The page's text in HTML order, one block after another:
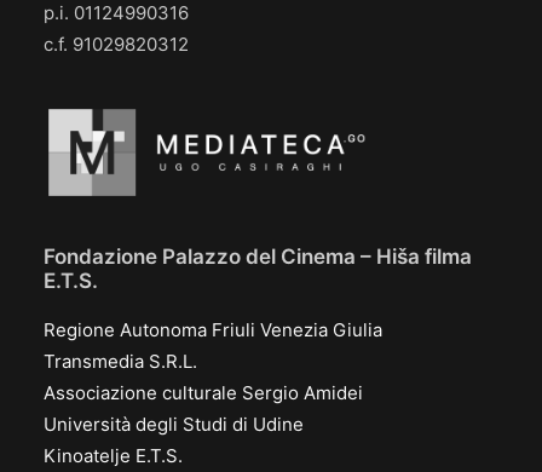
p.i. 01124990316
c.f. 91029820312
Fondazione Palazzo del Cinema – Hiša filma
E.T.S.
Regione Autonoma Friuli Venezia Giulia
Transmedia S.R.L.
Associazione culturale Sergio Amidei
Università degli Studi di Udine
Kinoatelje E.T.S.